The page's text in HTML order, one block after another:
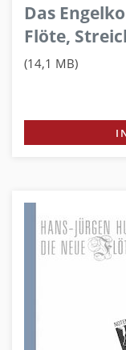
Das
Flöte,
(14,1 MB)